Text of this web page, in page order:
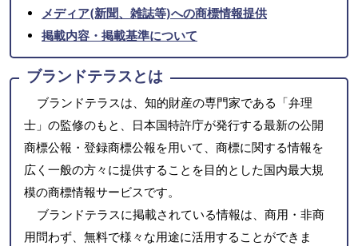
メディア(新聞、雑誌等)への商標情報提供
掲載内容・掲載基準について
ブランドテラスとは
ブランドテラスは、知的財産の専門家である「弁理
士」の監修のもと、日本国特許庁が発行する最新の公開
商標公報・登録商標公報を用いて、商標に関する情報を
広く一般の方々に提供することを目的とした国内最大規
模の商標情報サービスです。
ブランドテラスに掲載されている情報は、商用・非商
用問わず、無料で様々な用途に活用することができま